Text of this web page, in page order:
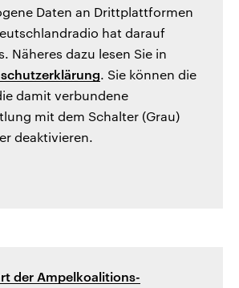
Daten an Drittplattformen
hat darauf
Näheres dazu lesen Sie in
. Sie können die
damit verbundene
mit dem Schalter (Grau)
deaktivieren.
der Ampelkoalitions-